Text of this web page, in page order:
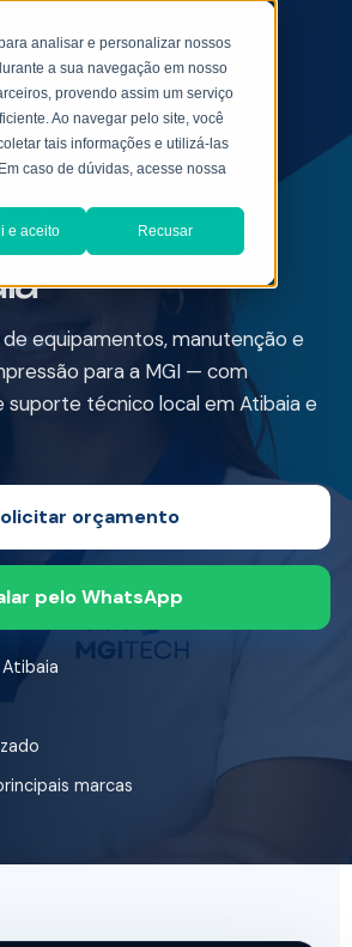
analisar e personalizar nossos
a sua navegação em nosso
provendo assim um serviço
Ao navegar pelo site, você
tais informações e utilizá-las
caso de dúvidas, acesse nossa
e aceito Recusar
PARA EMPRESAS
Impressoras
equipamentos, manutenção e
para a MGI — com
suporte técnico local em Atibaia e
orçamento
pelo WhatsApp
marcas